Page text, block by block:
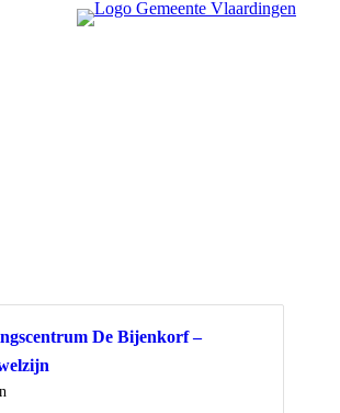
De Bijenkorf –